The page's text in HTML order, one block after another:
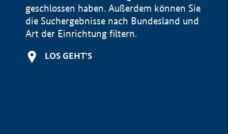
geschlossen haben. Außerdem können Sie
die Suchergebnisse nach Bundesland und
Art der Einrichtung filtern.
LOS GEHT'S